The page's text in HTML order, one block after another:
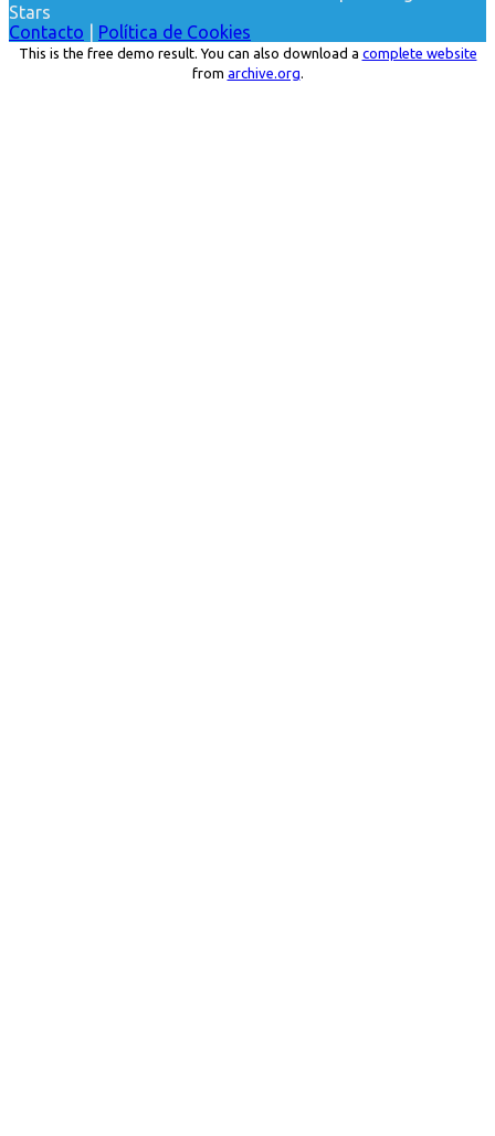
Stars
Contacto
Política de Cookies
This is the free demo result. You can also download a complete website
from archive.org.